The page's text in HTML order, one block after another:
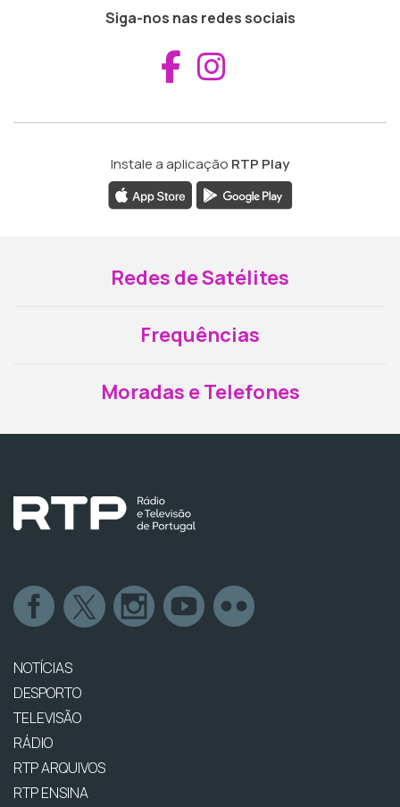
Siga-nos nas redes sociais
Aceder ao
Instale a aplicação RTP Play
Redes de Satélites
Frequências
Moradas e Telefones
NOTÍCIAS
DESPORTO
TELEVISÃO
RÁDIO
RTP ARQUIVOS
RTP ENSINA